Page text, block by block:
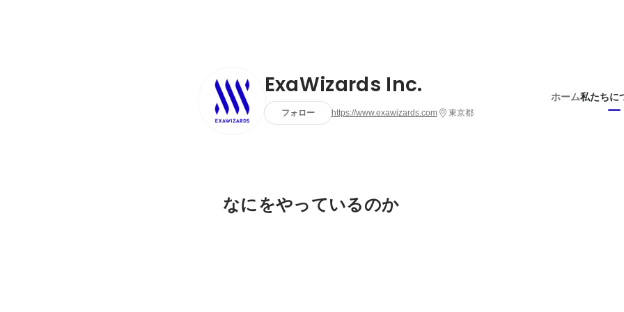
ExaWizards Inc.
フォロー https://www.exawizards.com 東京都
ホーム私たちに
なにをやっているのか